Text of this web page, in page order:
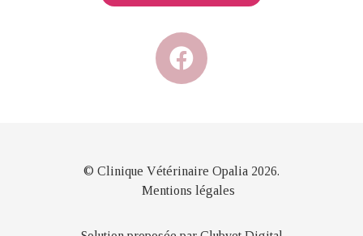
© Clinique Vétérinaire Opalia 2026.
Mentions légales